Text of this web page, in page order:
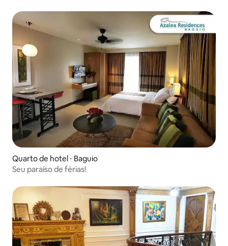
Quarto de hotel ⋅ Baguio
Seu paraíso de férias!